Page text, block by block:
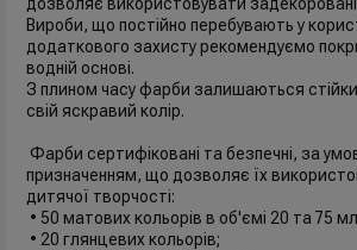
Вироби, що постійно перебувають у
додаткового захисту рекомендуємо
водній основі.
З плином часу фарби залишаються
свій яскравий колір.
Фарби сертифіковані та безпечні, за
призначенням, що дозволяє їх
дитячої творчості:
• 50 матових кольорів в об'ємі 20 та 75
• 20 глянцевих кольорів;